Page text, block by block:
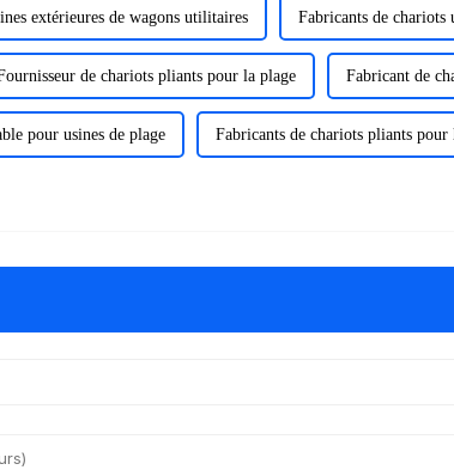
extérieures de wagons utilitaires Fabricants de
de chariots pliants pour la plage Fabricant de
pour usines de plage Fabricants de chariots pliants pour